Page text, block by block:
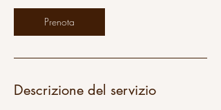
Prenota
Descrizione del servizio